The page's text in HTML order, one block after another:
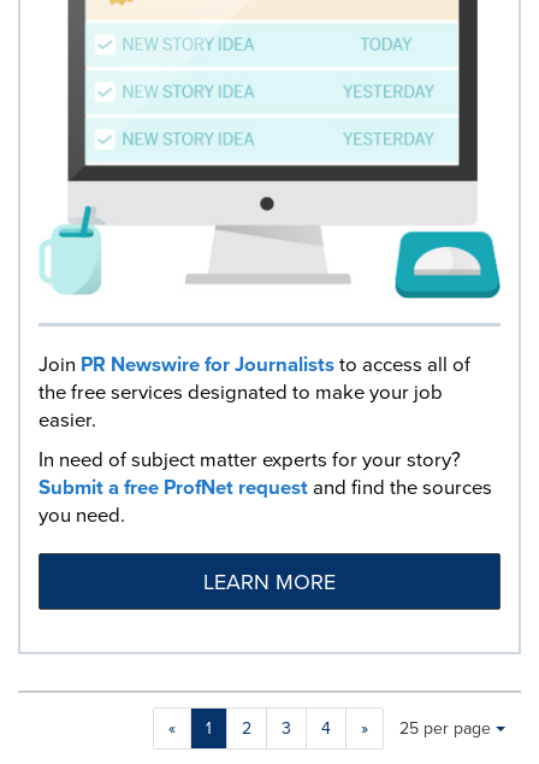
Join PR Newswire for Journaliststo access all of
the free services designated to make your job
easier.
In need of subject matter experts for your story?
Submit a free ProfNet requestand find the sources
you need.
LEARN MORE
« 1 2 3 4 »
Making
a
Items per page:
25 per page